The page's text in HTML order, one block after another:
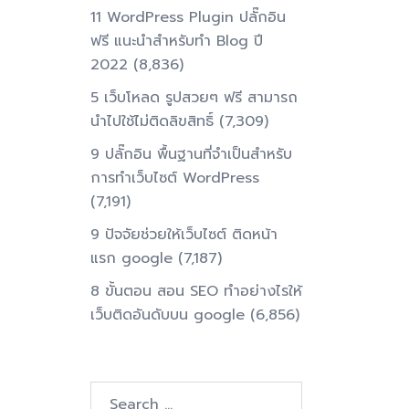
11 WordPress Plugin ปลั๊กอิน
ฟรี แนะนำสำหรับทำ Blog ปี
2022 (8,836)
5 เว็บโหลด รูปสวยๆ ฟรี สามารถ
นำไปใช้ไม่ติดลิขสิทธิ์ (7,309)
9 ปลั๊กอิน พื้นฐานที่จำเป็นสำหรับ
การทําเว็บไซต์ WordPress
(7,191)
9 ปัจจัยช่วยให้เว็บไซต์ ติดหน้า
แรก google (7,187)
8 ขั้นตอน สอน SEO ทําอย่างไรให้
เว็บติดอันดับบน google (6,856)